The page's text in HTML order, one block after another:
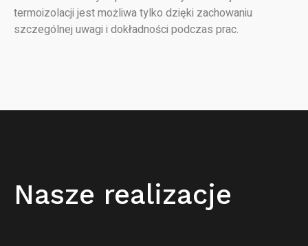
termoizolacji jest możliwa tylko dzięki zachowaniu
szczególnej uwagi i dokładności podczas prac.
Nasze realizacje